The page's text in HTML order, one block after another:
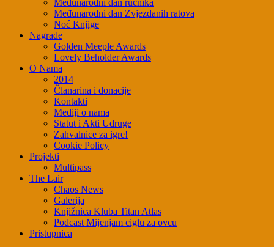
Međunarodni dan ručnika
Međunarodni dan Zvjezdanih ratova
Noć Knjige
Nagrade
Golden Meeple Awards
Lovely Beholder Awards
O Nama
2014
Članarina i donacije
Kontakti
Mediji o nama
Statut i Akti Udruge
Zahvalnice za igre!
Cookie Policy
Projekti
Multipass
The Lair
Chaos News
Galerija
Knjižnica Kluba Titan Atlas
Podcast Mijenjam ciglu za ovcu
Pristupnica